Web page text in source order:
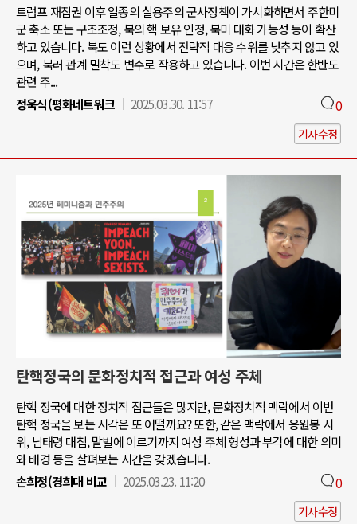
트럼프 재집권 이후 일종의 실용주의 군사정책이 가시화하면서 주한미
군 축소 또는 구조조정, 북의 핵 보유 인정, 북미 대화 가능성 등이 확산
하고 있습니다. 북도 이런 상황에서 전략적 대응 수위를 낮추지 않고 있
으며, 북러 관계 밀착도 변수로 작용하고 있습니다. 이번 시간은 한반도
관련 주...
정욱식(평화네트워크
2025.03.30. 11:57 0
기사수정
탄핵정국의 문화정치적 접근과 여성 주체
탄핵 정국에 대한 정치적 접근들은 많지만, 문화정치적 맥락에서 이번
탄핵 정국을 보는 시각은 또 어떨까요? 또한, 같은 맥락에서 응원봉 시
위, 남태령 대첩, 말벌에 이르기까지 여성 주체 형성과 부각에 대한 의미
와 배경 등을 살펴보는 시간을 갖겠습니다.
손희정(경희대 비교
2025.03.23. 11:20 0
기사수정